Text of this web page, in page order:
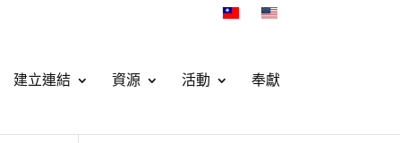
建立連結 資源 活動 奉獻